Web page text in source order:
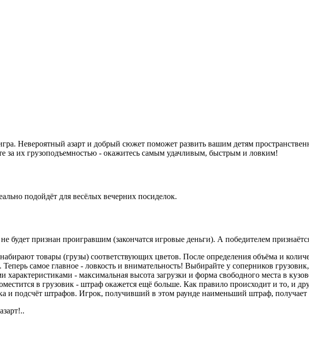
Невероятный азарт и добрый сюжет поможет развить вашим детям
за их грузоподъемностью - окажитесь самым удачливым, быстрым и ловким!
подойдёт для весёлых вечерних посиделок.
будет признан проигравшим (закончатся игровые деньги). А победителем
товары (грузы) соответствующих цветов. После определения объёма и
самое главное - ловкость и внимательность! Выбирайте у соперников
- максимальная высота загрузки и форма свободного места в
в грузовик - штраф окажется ещё больше. Как правило происходит и то, и
и подсчёт штрафов. Игрок, получивший в этом раунде наименьший штраф,